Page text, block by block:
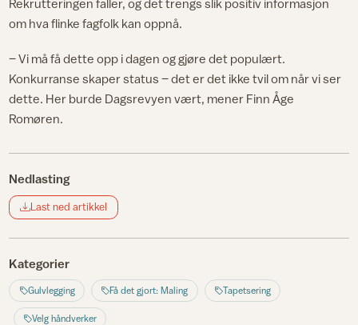
Rekrutteringen faller, og det trengs slik positiv informasjon
om hva flinke fagfolk kan oppnå.
– Vi må få dette opp i dagen og gjøre det populært.
Konkurranse skaper status – det er det ikke tvil om når vi ser
dette. Her burde Dagsrevyen vært, mener Finn Åge
Romøren.
Nedlasting
Last ned artikkel
Kategorier
Gulvlegging Få det gjort: Maling Tapetsering
Velg håndverker